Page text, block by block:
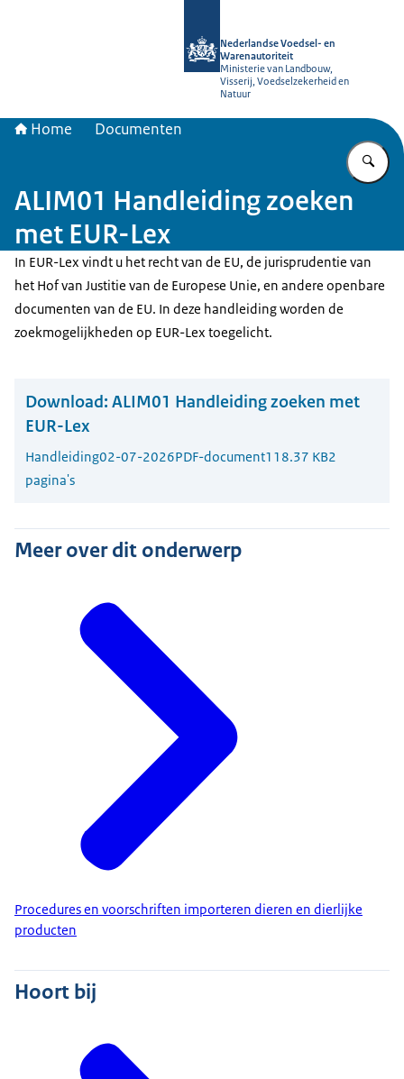
Nederlandse Voedsel- en
Warenautoriteit
Ministerie van Landbouw,
Visserij, Voedselzekerheid en
Natuur
Home Documenten
ALIM01 Handleiding zoeken
met EUR-Lex
In EUR-Lex vindt u het recht van de EU, de jurisprudentie van
het Hof van Justitie van de Europese Unie, en andere openbare
documenten van de EU. In deze handleiding worden de
zoekmogelijkheden op EUR-Lex toegelicht.
Download: ALIM01 Handleiding zoeken met
EUR-Lex
Handleiding02-07-2026PDF-document118.37 KB2
pagina's
Meer over dit onderwerp
Procedures en voorschriften importeren dieren en dierlijke
producten
Hoort bij